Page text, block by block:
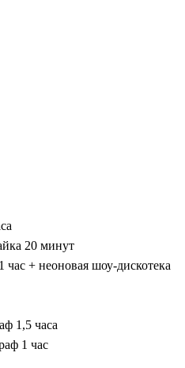
20 минут
+ неоновая шоу-дискотека
1,5 часа
1 час